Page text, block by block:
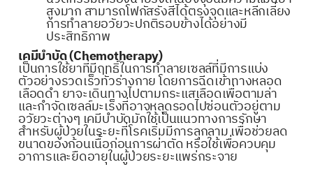
สูงมาก สามารถโฟกัสรังสีได้ตรงจุดและหลีกเลี่ยง
การทำลายอวัยวะปกติรอบข้างได้อย่างมี
ประสิทธิภาพ
เคมีบำบัด (Chemotherapy)
เป็นการใช้ยาที่มีฤทธิ์ในการทำลายเซลล์ที่มีการแบ่ง
ตัวอย่างรวดเร็วทั่วร่างกาย โดยการฉีดเข้าทางหลอด
เลือดดำ ยาจะเดินทางไปตามกระแสเลือดเพื่อตามล่า
และกำจัดเซลล์มะเร็งที่อาจหลุดรอดไปซ่อนตัวอยู่ตาม
อวัยวะต่างๆ เคมีบำบัดมักใช้เป็นแนวทางการรักษา
สำหรับผู้ป่วยในระยะที่โรคเริ่มมีการลุกลาม เพื่อช่วยลด
ขนาดของก้อนเนื้อก่อนการผ่าตัด หรือใช้เพื่อควบคุม
อาการและยืดอายุในผู้ป่วยระยะแพร่กระจาย